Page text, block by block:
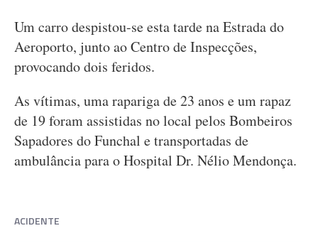
Um carro despistou-se esta tarde na Estrada do
Aeroporto, junto ao Centro de Inspecções,
provocando dois feridos.
As vítimas, uma rapariga de 23 anos e um rapaz
de 19 foram assistidas no local pelos Bombeiros
Sapadores do Funchal e transportadas de
ambulância para o Hospital Dr. Nélio Mendonça.
ACIDENTE